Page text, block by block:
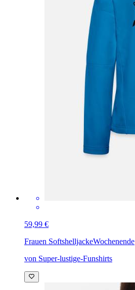
59,99 €
Frauen SoftshelljackeWochenende
von Super-lustige-Funshirts